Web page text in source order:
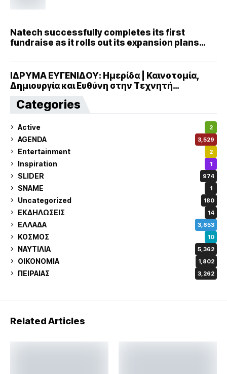
Natech successfully completes its first
fundraise as it rolls out its expansion plans
ΙΔΡΥΜΑ ΕΥΓΕΝΙΔΟΥ: Ημερίδα | Καινοτομία,
Δημιουργία και Ευθύνη στην Τεχνητή
Categories
Active 2
AGENDA 3,529
Entertainment 2
Inspiration 1
SLIDER 974
SNAME 1
Uncategorized 180
ΕΚΔΗΛΩΣΕΙΣ 14
ΕΛΛΑΔΑ 3,653
ΚΟΣΜΟΣ 10
ΝΑΥΤΙΛΙΑ 5,362
ΟΙΚΟΝΟΜΙΑ 1,802
ΠΕΙΡΑΙΑΣ 3,262
Related Articles